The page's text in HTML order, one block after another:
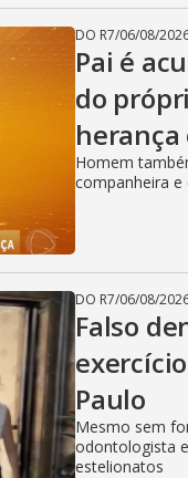
DO R7/06/08/
Pai é
do
herança
Homem
companheira e
DO R7/06/08/
Falso
Paulo
Mesmo sem
odontologista
estelionatos